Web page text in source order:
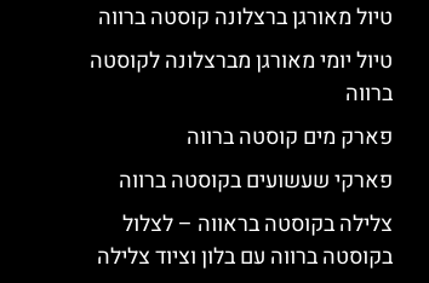
טיול מאורגן ברצלונה קוסטה ברווה
טיול יומי מאורגן מברצלונה לקוסטה
ברווה
פארק מים קוסטה ברווה
פארקי שעשועים בקוסטה ברווה
צלילה בקוסטה בראווה – לצלול
בקוסטה ברווה עם בלון וציוד צלילה